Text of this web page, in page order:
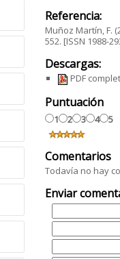
Referencia:
Muñoz Martín, F.
552. [ISSN 1988-
Descargas:
PDF
Puntuación
1 2 3 4 5
Comentarios
Todavía no hay
Enviar